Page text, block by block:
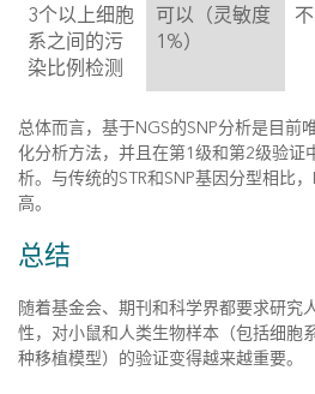
3个以上细胞
系之间的污
染比例检测
可以（灵敏度
1%）
总体而言，基于NGS的SNP分析是目前
化分析方法，并且在第1级和第2级验证
析。与传统的STR和SNP基因分型相比
高。
总结
随着基金会、期刊和科学界都要求研究
性，对小鼠和人类生物样本（包括细胞
种移植模型）的验证变得越来越重要。